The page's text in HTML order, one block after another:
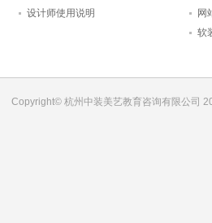
设计师使用说明
网
软
Copyright© 杭州中装美艺教育咨询有限公司